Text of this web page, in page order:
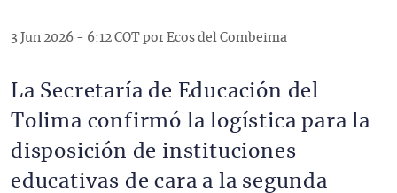
3 Jun 2026 - 6:12 COT por Ecos del Combeima
La Secretaría de Educación del
Tolima confirmó la logística para la
disposición de instituciones
educativas de cara a la segunda